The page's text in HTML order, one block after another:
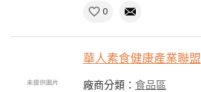
0
華人素食健康產業聯盟
廠商分類： 食品區